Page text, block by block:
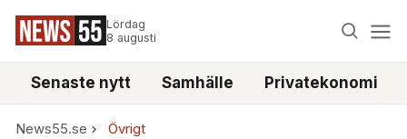
Lördag
8 augusti
Senaste nytt Samhälle Privatekonomi
News55.se Övrigt